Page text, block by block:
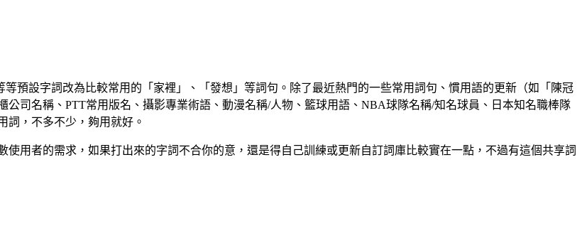
等預設字詞改為比較常用的「家裡」、「發想」等詞句。除了最近熱門的一些常用詞句、慣用語的更新（如「陳冠
司名稱、PTT常用版名、攝影專業術語、動漫名稱/人物、籃球用語、NBA球隊名稱/知名球員、日本知名職棒隊
詞，不多不少，夠用就好。
用者的需求，如果打出來的字詞不合你的意，還是得自己訓練或更新自訂詞庫比較實在一點，不過有這個共享詞